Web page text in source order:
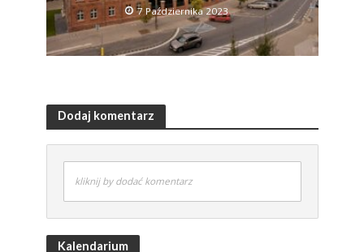
7 Października 2023
Dodaj komentarz
kliknij by dodać komentarz
Kalendarium